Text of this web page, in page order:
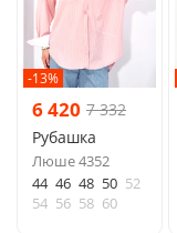
-13%
6 420 7 332
Рубашка
Люше 4352
44 46 48 50 52
54 56 58 60